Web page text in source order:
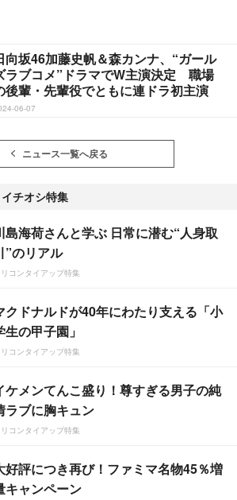
向坂46加藤史帆＆森カンナ、“ガール
ラブコメ”ドラマでW主演決定 職場
後輩・先輩役でともに連ドラ初主演
06-07
ニュース一覧へ戻る
チオシ特集
島海荷さんと学ぶ 日常に潜む“人身取
”のリアル
コンタイアップ特集
クドナルドが40年にわたり支える「小
生の甲子園」
コンタイアップ特集
ケメンてんこ盛り！尊すぎる男子の純
ラブに胸キュン
コンタイアップ特集
好評につき再び！ファミマ名物45％増
キャンペーン